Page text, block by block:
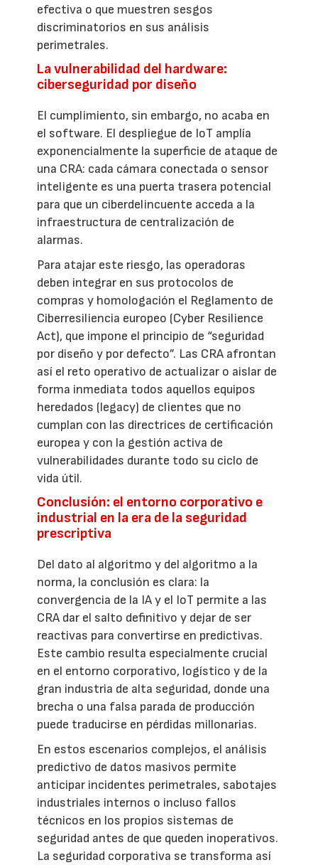
efectiva o que muestren sesgos
discriminatorios en sus análisis
perimetrales.
La vulnerabilidad del hardware:
ciberseguridad por diseño
El cumplimiento, sin embargo, no acaba en
el software. El despliegue de IoT amplía
exponencialmente la superficie de ataque de
una CRA: cada cámara conectada o sensor
inteligente es una puerta trasera potencial
para que un ciberdelincuente acceda a la
infraestructura de centralización de
alarmas.
Para atajar este riesgo, las operadoras
deben integrar en sus protocolos de
compras y homologación el Reglamento de
Ciberresiliencia europeo (Cyber Resilience
Act), que impone el principio de “seguridad
por diseño y por defecto”. Las CRA afrontan
así el reto operativo de actualizar o aislar de
forma inmediata todos aquellos equipos
heredados (legacy) de clientes que no
cumplan con las directrices de certificación
europea y con la gestión activa de
vulnerabilidades durante todo su ciclo de
vida útil.
Conclusión: el entorno corporativo e
industrial en la era de la seguridad
prescriptiva
Del dato al algoritmo y del algoritmo a la
norma, la conclusión es clara: la
convergencia de la IA y el IoT permite a las
CRA dar el salto definitivo y dejar de ser
reactivas para convertirse en predictivas.
Este cambio resulta especialmente crucial
en el entorno corporativo, logístico y de la
gran industria de alta seguridad, donde una
brecha o una falsa parada de producción
puede traducirse en pérdidas millonarias.
En estos escenarios complejos, el análisis
predictivo de datos masivos permite
anticipar incidentes perimetrales, sabotajes
industriales internos o incluso fallos
técnicos en los propios sistemas de
seguridad antes de que queden inoperativos.
La seguridad corporativa se transforma así